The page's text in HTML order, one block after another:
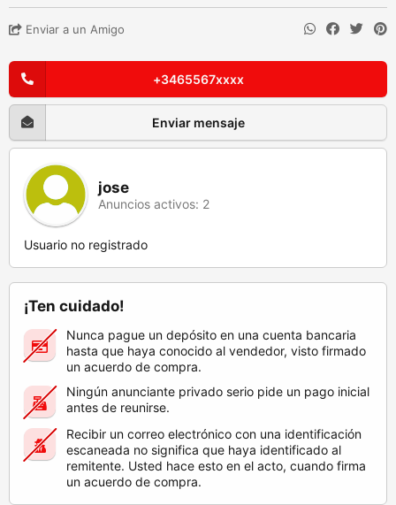
Enviar a un Amigo
+3465567xxxx
Enviar mensaje
jose
Anuncios activos: 2
Usuario no registrado
¡Ten cuidado!
Nunca pague un depósito en una cuenta bancaria
hasta que haya conocido al vendedor, visto firmado
un acuerdo de compra.
Ningún anunciante privado serio pide un pago inicial
antes de reunirse.
Recibir un correo electrónico con una identificación
escaneada no significa que haya identificado al
remitente. Usted hace esto en el acto, cuando firma
un acuerdo de compra.